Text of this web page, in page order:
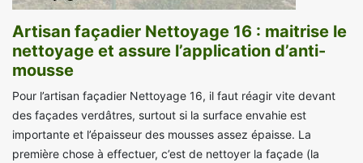
Artisan façadier Nettoyage 16 : maitrise le
nettoyage et assure l’application d’anti-
mousse
Pour l’artisan façadier Nettoyage 16, il faut réagir vite devant
des façades verdâtres, surtout si la surface envahie est
importante et l’épaisseur des mousses assez épaisse. La
première chose à effectuer, c’est de nettoyer la façade (la